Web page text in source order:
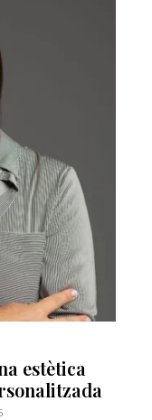
estètica